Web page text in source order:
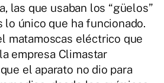
las que usaban los “güelos”
lo único que ha funcionado.
matamoscas eléctrico que
empresa Climastar
el aparato no dio para